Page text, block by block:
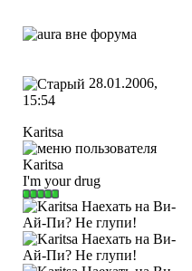
28.01.2006,
15:54
Karitsa
I'm your drug